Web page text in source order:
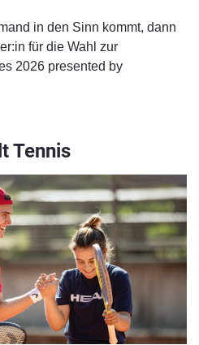
in den Sinn kommt, dann
für die Wahl zur
2026 presented by
Tennis